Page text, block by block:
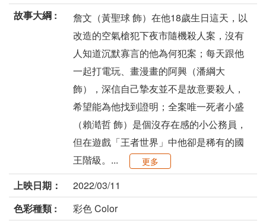
故事大綱 :
詹文（黃聖球 飾）在他18歲生日這天，以
改造的空氣槍犯下夜市隨機殺人案，沒有
人知道沉默寡言的他為何犯案；每天跟他
一起打電玩、畫漫畫的阿興（潘綱大
飾），深信自己摯友並不是故意要殺人，
希望能為他找到證明；全案唯一死者小盛
（賴澔哲 飾）是個沒存在感的小公務員，
但在遊戲「王者世界」中他卻是稀有的國
王階級。...
更多
上映日期：
2022/03/11
色彩種類 :
彩色 Color